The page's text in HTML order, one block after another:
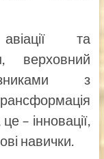
та
верховний
з
– інновації,
навички.